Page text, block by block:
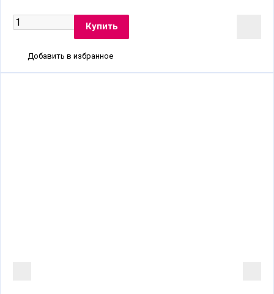
Добавить в избранное